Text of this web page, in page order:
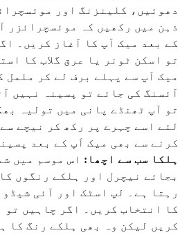
دھوئیں، کلینزنگ اور
ذہن میں رکھیں کہ موئسچرائزر
کے بعد میک اَپ کا آغاز کریں۔
تو اسکن ٹونر یا عرق گلاب کا
میک اَپ سے پہلے برف لے کر ململ
آئسنگ کی جائے تو پسینہ نہیں
تو آپ ٹھنڈے پانی میں تولیہ
لئے اسے چہرے پر رکھ کر نیچے
کرنے سے بھی میک اَپ کے بعد
ہلکا سب سے اچھا: اس موسم میں
بجائے نیچرل اور ہلکے رنگوں
رہتا ہے۔ لپ اسٹک اور آئی
کا انتخاب کریں۔ اگر چاہیں تو
کریں لیکن وہ بھی ہلکے رنگ کا